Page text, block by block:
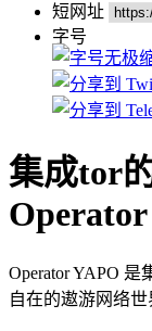
短网址
字号
集成tor
Operator YAPO 是
自在的遨游网络世